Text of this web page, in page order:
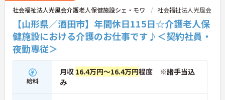
社会福祉法人光風会介護老人保健施設シェ・モワ 社会福祉法人光風会
【山形県／酒田市】年間休日115日☆介護老人保
健施設における介護のお仕事です♪＜契約社員・
夜勤専従＞
給料
月収 16.4万円～16.4万円程度 ※諸手当込
み